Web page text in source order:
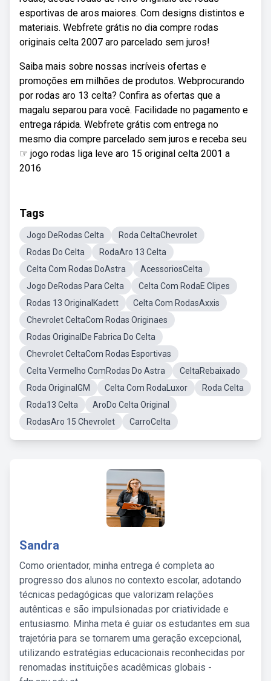
esportivas de aros maiores. Com designs distintos e
materiais. Webfrete grátis no dia compre rodas
originais celta 2007 aro parcelado sem juros!
Saiba mais sobre nossas incríveis ofertas e
promoções em milhões de produtos. Webprocurando
por rodas aro 13 celta? Confira as ofertas que a
magalu separou para você. Facilidade no pagamento e
entrega rápida. Webfrete grátis com entrega no
mesmo dia compre parcelado sem juros e receba seu
☞ jogo rodas liga leve aro 15 original celta 2001 a
2016
Tags
Jogo DeRodas Celta
Roda CeltaChevrolet
Rodas Do Celta
RodaAro 13 Celta
Celta Com Rodas DoAstra
AcessoriosCelta
Jogo DeRodas Para Celta
Celta Com RodaE Clipes
Rodas 13 OriginalKadett
Celta Com RodasAxxis
Chevrolet CeltaCom Rodas Originaes
Rodas OriginalDe Fabrica Do Celta
Chevrolet CeltaCom Rodas Esportivas
Celta Vermelho ComRodas Do Astra
CeltaRebaixado
Roda OriginalGM
Celta Com RodaLuxor
Roda Celta
Roda13 Celta
AroDo Celta Original
RodasAro 15 Chevrolet
CarroCelta
Sandra
Como orientador, minha entrega é completa ao
progresso dos alunos no contexto escolar, adotando
técnicas pedagógicas que valorizam relações
autênticas e são impulsionadas por criatividade e
entusiasmo. Minha meta é guiar os estudantes em sua
trajetória para se tornarem uma geração excepcional,
utilizando estratégias educacionais reconhecidas por
renomadas instituições acadêmicas globais -